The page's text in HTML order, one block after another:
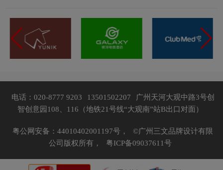
电话：020-8777 9203 13501502207
广州天河大观中路3号创
智创意园108、116（地铁21号线“大观南”站B出口对面）
粤公网安备：44010402001197号，
©广州三文品牌设计有限
公司版权所有，
粤ICP备09037611号